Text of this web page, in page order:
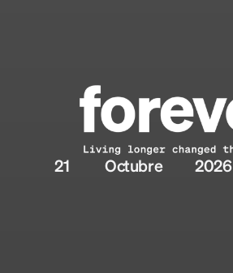
21 Octubre 2026